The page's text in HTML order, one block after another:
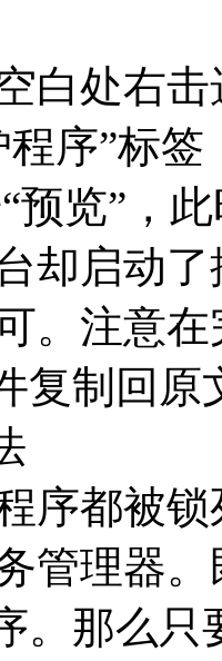
白处右
序”标
预览”，
却启动了
。注意
复制回原
序都被
管理器
。那么只